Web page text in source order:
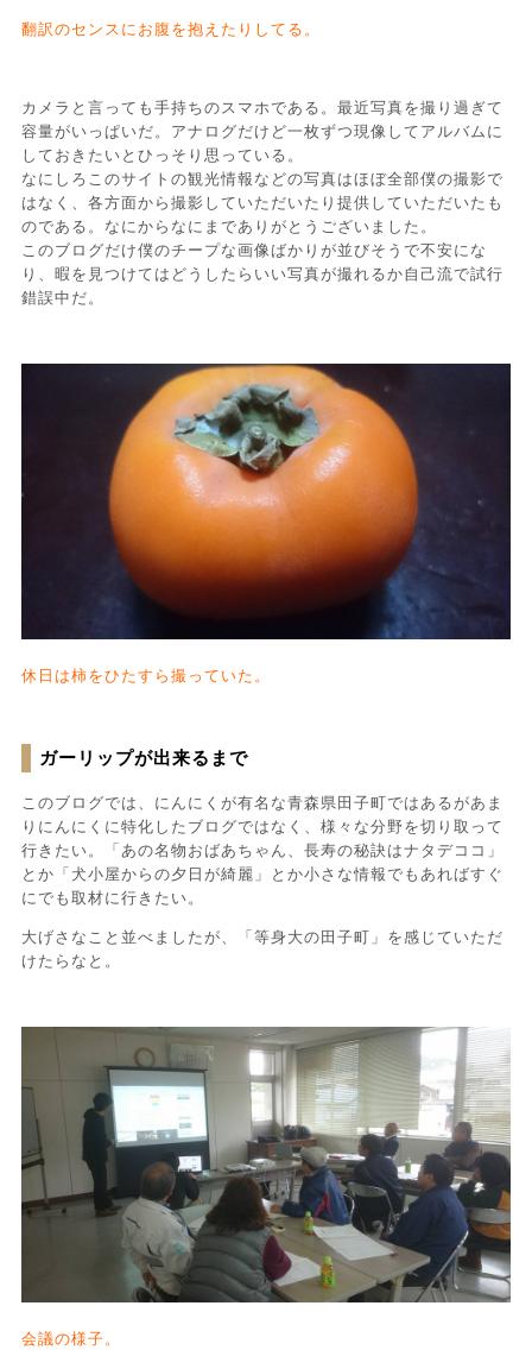
翻訳のセンスにお腹を抱えたりしてる。
カメラと言っても手持ちのスマホである。最近写真を撮り過ぎて
容量がいっぱいだ。アナログだけど一枚ずつ現像してアルバムに
しておきたいとひっそり思っている。
なにしろこのサイトの観光情報などの写真はほぼ全部僕の撮影で
はなく、各方面から撮影していただいたり提供していただいたも
のである。なにからなにまでありがとうございました。
このブログだけ僕のチープな画像ばかりが並びそうで不安にな
り、暇を見つけてはどうしたらいい写真が撮れるか自己流で試行
錯誤中だ。
休日は柿をひたすら撮っていた。
ガーリップが出来るまで
このブログでは、にんにくが有名な青森県田子町ではあるがあま
りにんにくに特化したブログではなく、様々な分野を切り取って
行きたい。「あの名物おばあちゃん、長寿の秘訣はナタデココ」
とか「犬小屋からの夕日が綺麗」とか小さな情報でもあればすぐ
にでも取材に行きたい。
大げさなこと並べましたが、「等身大の田子町」を感じていただ
けたらなと。
会議の様子。